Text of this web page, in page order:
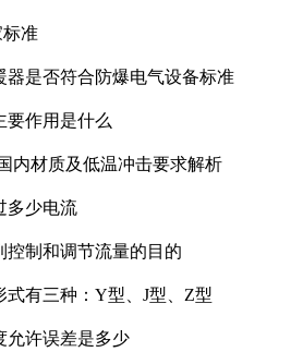
准
器是否符合防爆电气设备标准
要作用是什么
内材质及低温冲击要求解析
多少电流
控制和调节流量的目的
式有三种：Y型、J型、Z型
允许误差是多少